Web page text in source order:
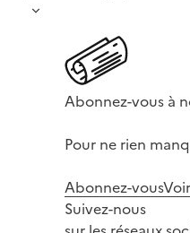
Abonnez-vous à
Pour ne rien
Abonnez-vous
Suivez-nous